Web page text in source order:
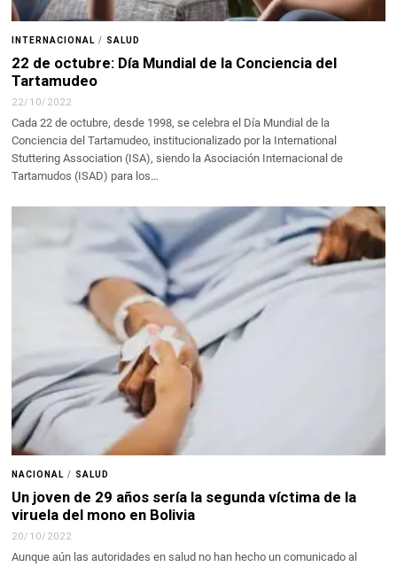
INTERNACIONAL / SALUD
22 de octubre: Día Mundial de la Conciencia del
Tartamudeo
22/10/2022
Cada 22 de octubre, desde 1998, se celebra el Día Mundial de la
Conciencia del Tartamudeo, institucionalizado por la International
Stuttering Association (ISA), siendo la Asociación Internacional de
Tartamudos (ISAD) para los…
NACIONAL / SALUD
Un joven de 29 años sería la segunda víctima de la
viruela del mono en Bolivia
20/10/2022
Aunque aún las autoridades en salud no han hecho un comunicado al